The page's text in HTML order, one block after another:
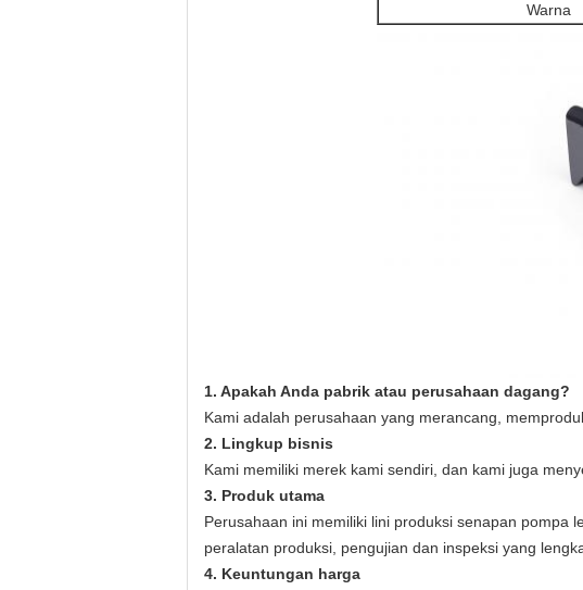
Warna
1. Apakah Anda pabrik atau perusahaan dagang?
Kami adalah perusahaan yang merancang,
2. Lingkup bisnis
Kami memiliki merek kami sendiri, dan kami juga
3. Produk utama
Perusahaan ini memiliki lini produksi senapan pompa
peralatan produksi, pengujian dan inspeksi yang
4. Keuntungan harga